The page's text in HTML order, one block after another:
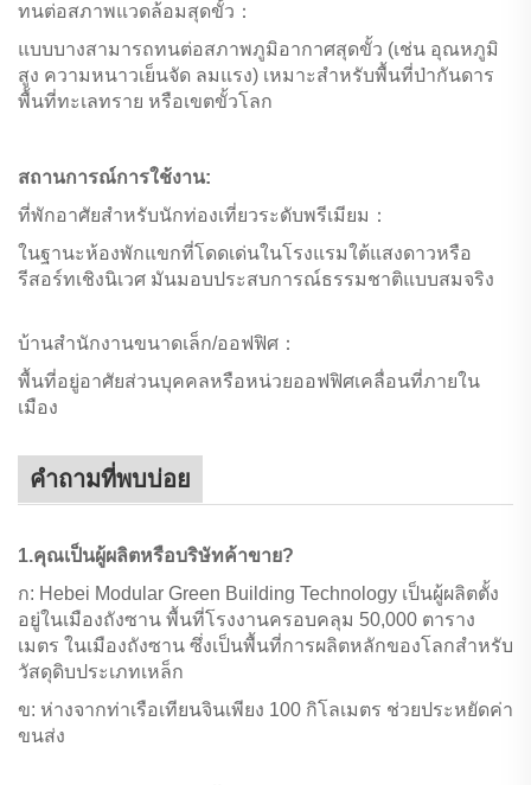
ทนต่อสภาพแวดล้อมสุดขั้ว：
แบบบางสามารถทนต่อสภาพภูมิอากาศสุดขั้ว (เช่น อุณหภูมิ
สูง ความหนาวเย็นจัด ลมแรง) เหมาะสำหรับพื้นที่ป่ากันดาร
พื้นที่ทะเลทราย หรือเขตขั้วโลก
สถานการณ์การใช้งาน:
ที่พักอาศัยสำหรับนักท่องเที่ยวระดับพรีเมียม：
ในฐานะห้องพักแขกที่โดดเด่นในโรงแรมใต้แสงดาวหรือ
รีสอร์ทเชิงนิเวศ มันมอบประสบการณ์ธรรมชาติแบบสมจริง
บ้านสำนักงานขนาดเล็ก/ออฟฟิศ：
พื้นที่อยู่อาศัยส่วนบุคคลหรือหน่วยออฟฟิศเคลื่อนที่ภายใน
เมือง
คำถามที่พบบ่อย
1.คุณเป็นผู้ผลิตหรือบริษัทค้าขาย?
ก: Hebei Modular Green Building Technology เป็นผู้ผลิตตั้ง
อยู่ในเมืองถังซาน พื้นที่โรงงานครอบคลุม 50,000 ตาราง
เมตร ในเมืองถังซาน ซึ่งเป็นพื้นที่การผลิตหลักของโลกสำหรับ
วัสดุดิบประเภทเหล็ก
ข: ห่างจากท่าเรือเทียนจินเพียง 100 กิโลเมตร ช่วยประหยัดค่า
ขนส่ง